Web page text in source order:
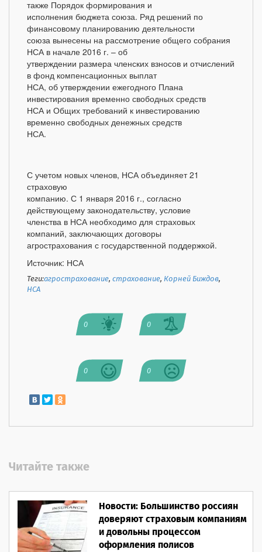
также Порядок формирования и
исполнения бюджета союза. Ряд решений по
финансовому планированию деятельности
союза вынесены на рассмотрение общего собрания
НСА в начале 2016 г. – об
утверждении размера членских взносов и отчислений
в фонд компенсационных выплат
НСА, об утверждении ежегодного Плана
инвестирования временно свободных средств
НСА и Общих требований к инвестированию
временно свободных денежных средств
НСА.
С учетом новых членов, НСА объединяет 21
страховую
компанию. С 1 января 2016 г., согласно
действующему законодательству, условие
членства в НСА необходимо для страховых
компаний, заключающих договоры
агрострахования с государственной поддержкой.
Источник: НСА
Теги:агрострахование,страхование, Корней Биждов,
НСА
0 0
0 0
Читайте также
Новости: Большинство россиян
доверяют страховым компаниям
и довольны процессом
оформления полисов